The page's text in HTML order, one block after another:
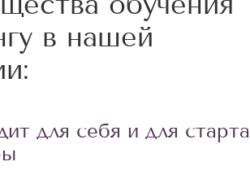
в нашей
для себя и для старта